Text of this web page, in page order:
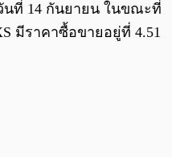
นที่ 14 กันยายน ในขณะที่
มีราคาซื้อขายอยู่ที่ 4.51